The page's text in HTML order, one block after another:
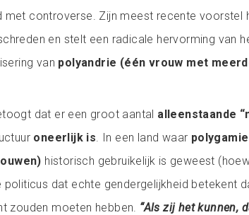
met controverse. Zijn meest recente voorstel
en stelt een radicale hervorming van
van polyandrie (één vrouw met
dat er een groot aantal alleenstaande
oneerlijk is . In een land waar
historisch gebruikelijk is geweest
politicus dat echte gendergelijkheid betekent
zouden moeten hebben. “Als zij het kunnen,